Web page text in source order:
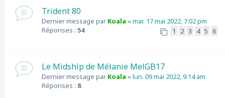
Trident 80
Dernier message par Koala «mar. 17 mai 2022, 7:02 pm
Réponses : 54 1 2 3 4 5 6
Le Midship de Mélanie MelGB17
Dernier message par Koala «lun. 09 mai 2022, 9:14 am
Réponses : 8